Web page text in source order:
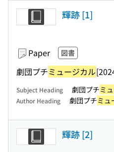
輝跡 [1]
Paper 図書
劇団プチミュージカル
Subject Heading 劇団プチミ
Author Heading 劇団プチミュ
輝跡 [2]